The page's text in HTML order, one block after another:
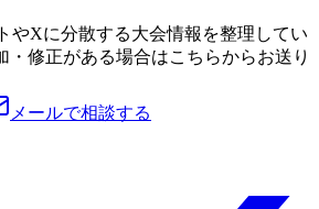
やXに分散する大会情報を整理してい
・修正がある場合はこちらからお送り
メールで相談する